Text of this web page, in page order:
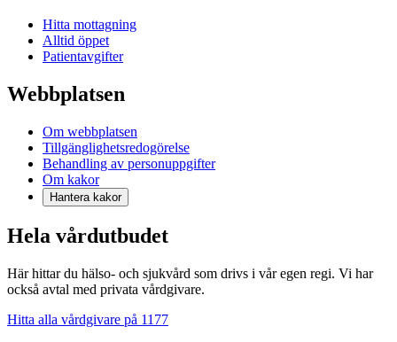
Hitta mottagning
Alltid öppet
Patientavgifter
Webbplatsen
Om webbplatsen
Tillgänglighetsredogörelse
Behandling av personuppgifter
Om kakor
Hantera kakor
Hela vårdutbudet
Här hittar du hälso- och sjukvård som drivs i vår egen regi. Vi har
också avtal med privata vårdgivare.
Hitta alla vårdgivare på 1177